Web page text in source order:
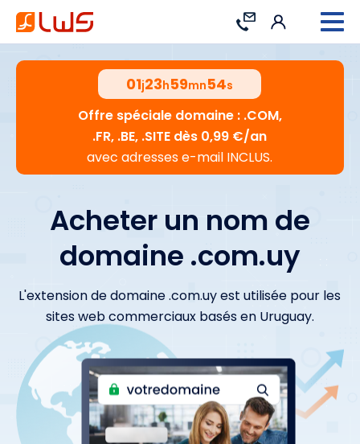
Contact Connexion
01j23h59mn53s
Offre spéciale domaine : .COM,
.FR, .BE, .SITE dès 0,99 €/an
avec adresses e-mail INCLUS.
Acheter un nom de
domaine .com.uy
L'extension de domaine .com.uy est utilisée pour les
sites web commerciaux basés en Uruguay.